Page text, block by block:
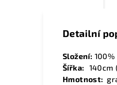
Detailní
Složení:
Šířka: 140cm
Hmotnost: